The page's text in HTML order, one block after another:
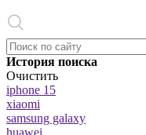
История поиска
Очистить
iphone 15
xiaomi
samsung galaxy
huawei